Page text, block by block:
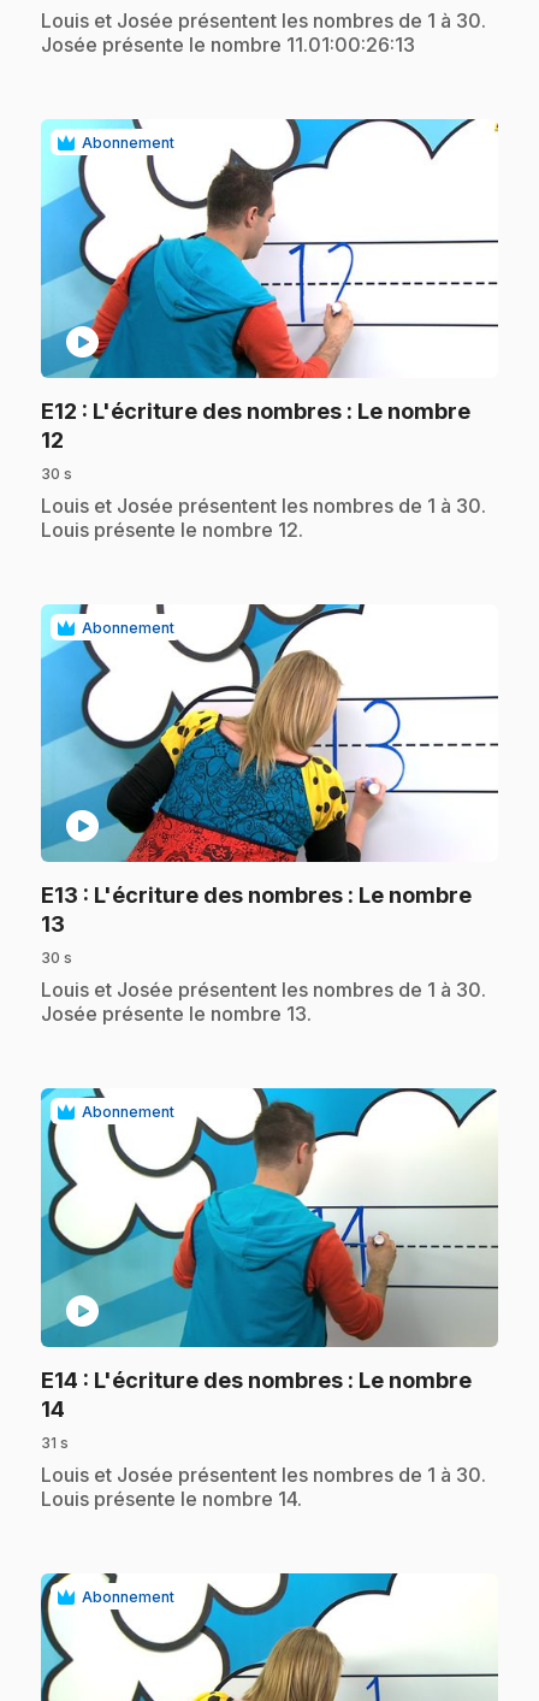
.Louis et Josée présentent les nombres de 1 à 30.
Josée présente le nombre 11.01:00:26:13
Abonnement
play_circle
E12 : L'écriture des nombres : Le nombre
12
30 s
.Louis et Josée présentent les nombres de 1 à 30.
Louis présente le nombre 12.
Abonnement
play_circle
E13 : L'écriture des nombres : Le nombre
13
30 s
.Louis et Josée présentent les nombres de 1 à 30.
Josée présente le nombre 13.
Abonnement
play_circle
E14 : L'écriture des nombres : Le nombre
14
31 s
.Louis et Josée présentent les nombres de 1 à 30.
Louis présente le nombre 14.
Abonnement